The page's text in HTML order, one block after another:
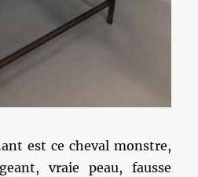
est ce cheval monstre,
vraie peau, fausse